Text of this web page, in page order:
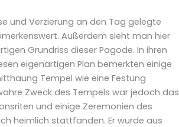
und Verzierung an den Tag gelegte
Außerdem sieht man hier
Grundriss dieser Pagode. In ihren
eigenartigen Plan bemerkten einige
Tempel wie eine Festung
Zweck des Tempels war jedoch das
und einige Zeremonien des
heimlich stattfanden. Er wurde aus